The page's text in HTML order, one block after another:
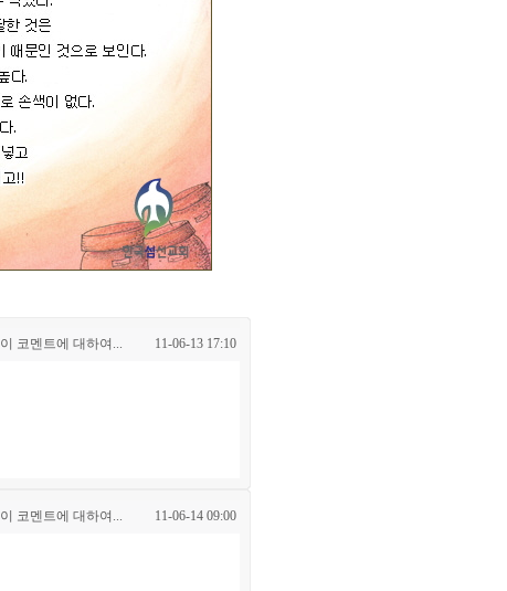
이 코멘트에 대하여... 11-06-13 17:10
이 코멘트에 대하여... 11-06-14 09:00